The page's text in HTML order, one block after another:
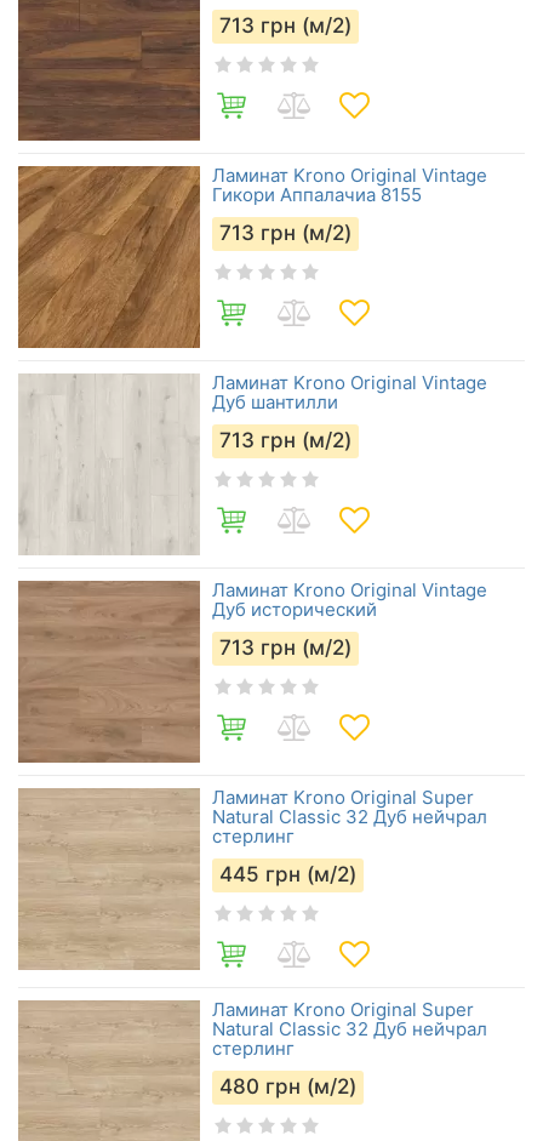
713 грн (м/2)
Ламинат Krono Original Vintage
Гикори Аппалачиа 8155
713 грн (м/2)
Ламинат Krono Original Vintage
Дуб шантилли
713 грн (м/2)
Ламинат Krono Original Vintage
Дуб исторический
713 грн (м/2)
Ламинат Krono Original Super
Natural Classic 32 Дуб нейчрал
стерлинг
445 грн (м/2)
Ламинат Krono Original Super
Natural Classic 32 Дуб нейчрал
стерлинг
480 грн (м/2)